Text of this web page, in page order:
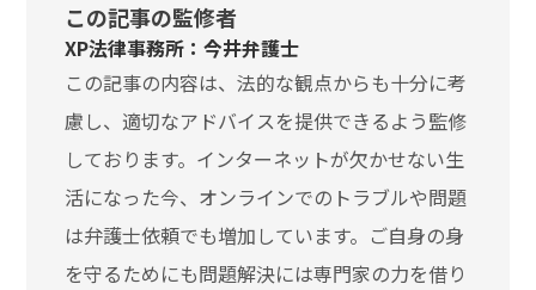
この記事の監修者
XP法律事務所：今井弁護士
この記事の内容は、法的な観点からも十分に考
慮し、適切なアドバイスを提供できるよう監修
しております。インターネットが欠かせない生
活になった今、オンラインでのトラブルや問題
は弁護士依頼でも増加しています。ご自身の身
を守るためにも問題解決には専門家の力を借り